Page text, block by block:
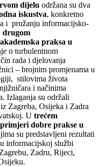
dijelu održana su dva
iskustva, konkretno
i pružanju informacijsko-
drugom
praksa u
o turbulentnom
rada i djelovanja
– brojnim promjenama u
stilovima života
i načinima
Izlaganja su održali
Zagreba, Osijeka i Zadra
U trećem
dobre prakse u
su predstavljeni rezultati
informacijskoj službi
Zadru, Rijeci,